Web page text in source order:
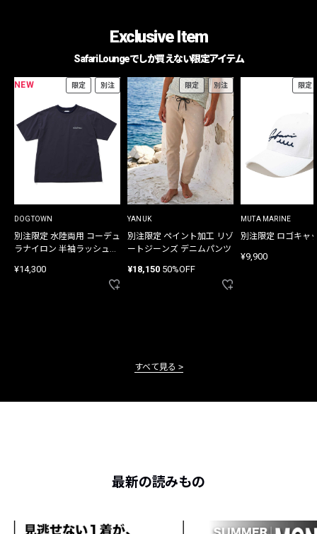
Exclusive Item
Safari Loungeでしか買えない限定アイテム
NEW 限定 別注
DOGTOWN
別注限定 水陸両用 コーデュ
ラナイロン 半袖ラッシュガ
¥14,300
限定 別注
YANUK
別注限定 ペイント加工 リゾ
ートジーンズ デニムパンツ
¥18,150 50%OFF
限定
MUTA MARINE
別注限定 ロゴキャ
¥9,900
すべて見る
最新の読みもの